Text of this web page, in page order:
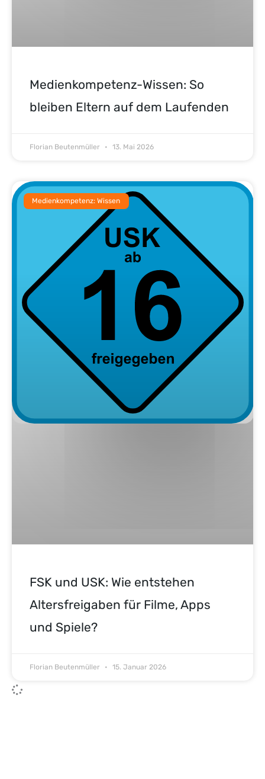
Medienkompetenz-Wissen: So
bleiben Eltern auf dem Laufenden
Florian Beutenmüller 13. Mai 2026
Medienkompetenz: Wissen
FSK und USK: Wie entstehen
Altersfreigaben für Filme, Apps
und Spiele?
Florian Beutenmüller 15. Januar 2026